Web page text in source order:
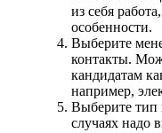
из себя
особенности.
Выберите
контакты.
кандидатам
например,
Выберите тип
случаях надо